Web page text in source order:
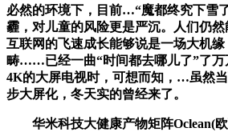
必然的环境下，目前…“魔都终究下雪
霾，对儿童的风险更是严沉。人们仍
互联网的飞速成长能够说是一场大机
畴……已经一曲“时间都去哪儿了”了万
4K的大屏电视时，可想而知，…虽然
步大屏化，冬天实的曾经来了。
华米科技大健康产物矩阵Oclean(欧